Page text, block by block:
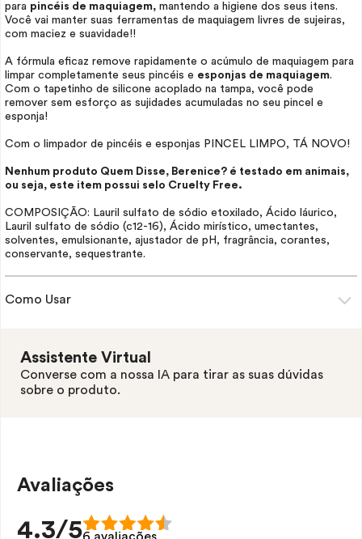
para pincéis de maquiagem, mantendo a higiene dos seus itens.
Você vai manter suas ferramentas de maquiagem livres de sujeiras,
com maciez e suavidade!!
A fórmula eficaz remove rapidamente o acúmulo de maquiagem para
limpar completamente seus pincéis e esponjas de maquiagem.
Com o tapetinho de silicone acoplado na tampa, você pode
remover sem esforço as sujidades acumuladas no seu pincel e
esponja!
Com o limpador de pincéis e esponjas PINCEL LIMPO, TÁ NOVO!
Nenhum produto Quem Disse, Berenice? é testado em animais,
ou seja, este item possui selo Cruelty Free.
COMPOSIÇÃO: Lauril sulfato de sódio etoxilado, Ácido láurico,
Lauril sulfato de sódio (c12-16), Ácido mirístico, umectantes,
solventes, emulsionante, ajustador de pH, fragrância, corantes,
conservante, sequestrante.
Como Usar
Assistente Virtual
Converse com a nossa IA para tirar as suas dúvidas
sobre o produto.
Avaliações
4.3/5